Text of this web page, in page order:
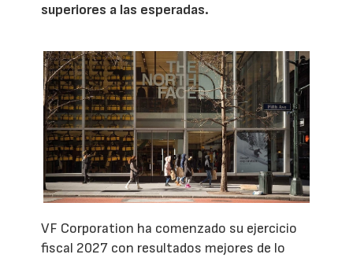
superiores a las esperadas.
VF Corporation ha comenzado su ejercicio
fiscal 2027 con resultados mejores de lo